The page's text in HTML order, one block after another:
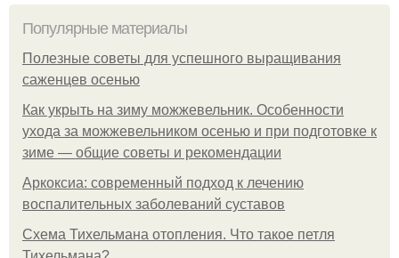
Популярные материалы
Полезные советы для успешного выращивания
саженцев осенью
Как укрыть на зиму можжевельник. Особенности
ухода за можжевельником осенью и при подготовке к
зиме — общие советы и рекомендации
Аркоксиа: современный подход к лечению
воспалительных заболеваний суставов
Схема Тихельмана отопления. Что такое петля